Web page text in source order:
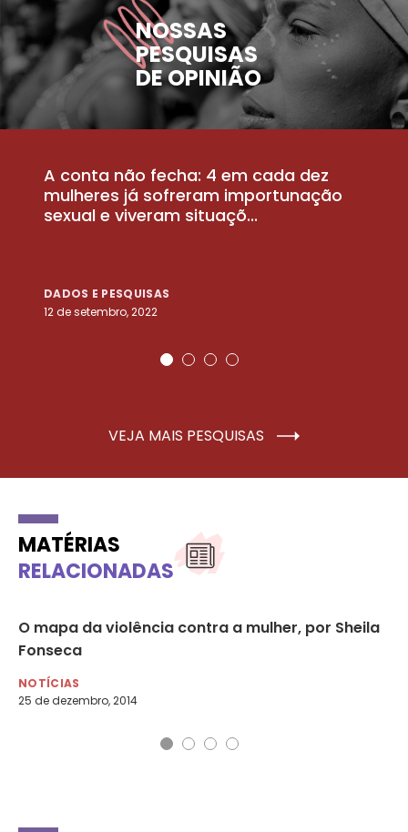
NOSSAS
PESQUISAS
DE OPINIÃO
A conta não fecha: 4 em cada dez
mulheres já sofreram importunação
sexual e viveram situaçõ...
DADOS E PESQUISAS
12 de setembro, 2022
VEJA MAIS PESQUISAS
MATÉRIAS
RELACIONADAS
O mapa da violência contra a mulher, por Sheila
Fonseca
NOTÍCIAS
25 de dezembro, 2014